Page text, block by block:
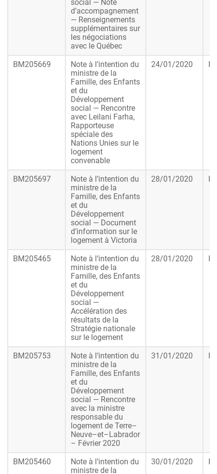
social — Note
d’accompagnement
— Renseignements
supplémentaires sur
les négociations
avec le Québec
BM205669
Note à l’intention du
ministre de la
Famille, des Enfants
et du
Développement
social — Rencontre
avec Leilani Farha,
Rapporteuse
spéciale des
Nations Unies sur le
logement
convenable
24/01/2020
BM205697
Note à l’intention du
ministre de la
Famille, des Enfants
et du
Développement
social — Document
d’information sur le
logement à Victoria
28/01/2020
BM205465
Note à l’intention du
ministre de la
Famille, des Enfants
et du
Développement
social —
Accélération des
résultats de la
Stratégie nationale
sur le logement
28/01/2020
BM205753
Note à l’intention du
ministre de la
Famille, des Enfants
et du
Développement
social — Rencontre
avec la ministre
responsable du
logement de Terre–
Neuve–et–Labrador
– Février 2020
31/01/2020
BM205460
Note à l’intention du
ministre de la
30/01/2020